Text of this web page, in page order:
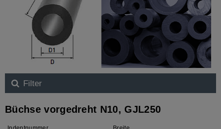
Filter
Büchse vorgedreht N10, GJL250